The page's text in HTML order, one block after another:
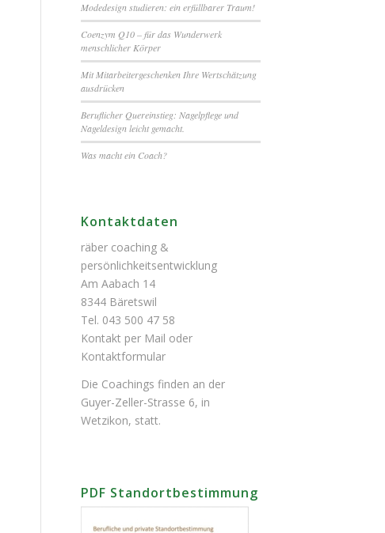
Modedesign studieren: ein erfüllbarer Traum!
Coenzym Q10 – für das Wunderwerk
menschlicher Körper
Mit Mitarbeitergeschenken Ihre Wertschätzung
ausdrücken
Beruflicher Quereinstieg: Nagelpflege und
Nageldesign leicht gemacht.
Was macht ein Coach?
Kontaktdaten
räber coaching &
persönlichkeitsentwicklung
Am Aabach 14
8344 Bäretswil
Tel. 043 500 47 58
Kontakt per Mail oder
Kontaktformular
Die Coachings finden an der
Guyer-Zeller-Strasse 6, in
Wetzikon, statt.
PDF Standortbestimmung